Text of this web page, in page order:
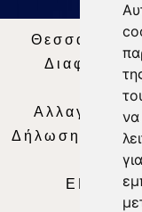
να
Θεσσαλία
Διαφήμιση
Αλλαγή
Δήλωση